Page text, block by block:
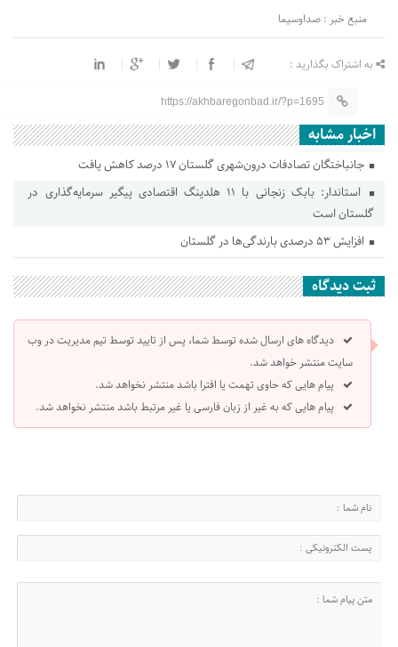
منبع خبر : صداوسیما
به اشتراک بگذارید :
https://akhbaregonbad.ir/?p=1695
اخبار مشابه
جانباختگان تصادفات درون‌شهری گلستان ۱۷ درصد کاهش یافت
استاندار: بابک زنجانی با ۱۱ هلدینگ اقتصادی پیگیر سرمایه‌گذاری در
گلستان است
افزایش ۵۳ درصدی بارندگی‌ها در گلستان
ثبت دیدگاه
دیدگاه های ارسال شده توسط شما، پس از تایید توسط تیم مدیریت در وب
سایت منتشر خواهد شد.
پیام هایی که حاوی تهمت یا افترا باشد منتشر نخواهد شد.
پیام هایی که به غیر از زبان فارسی یا غیر مرتبط باشد منتشر نخواهد شد.